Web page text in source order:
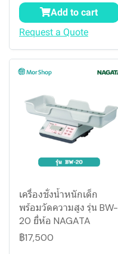
Add to cart
Request a Quote
เครื่องชั่งน้ำหนักเด็ก
พร้อมวัดความสูง รุ่น BW-
20 ยี่ห้อ NAGATA
฿17,500